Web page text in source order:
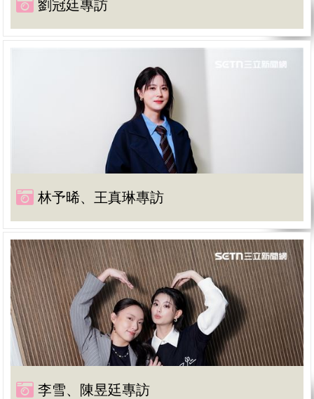
劉冠廷專訪
林予晞、王真琳專訪
李雪、陳昱廷專訪